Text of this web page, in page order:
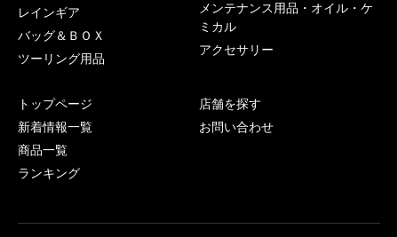
レインギア
バッグ＆ＢＯＸ
ツーリング用品
メンテナンス用品・オイル・ケ
ミカル
アクセサリー
トップページ
新着情報一覧
商品一覧
ランキング
店舗を探す
お問い合わせ